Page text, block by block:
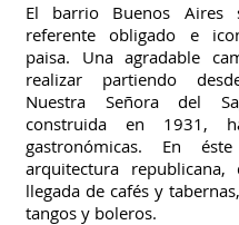
El barrio Buenos Aires
referente obligado e
paisa. Una agradable
realizar partiendo
Nuestra Señora del
construida en 1931,
gastronómicas. En
arquitectura
llegada de cafés y
tangos y boleros.